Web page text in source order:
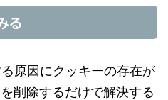
る
原因にクッキーの存在が
削除するだけで解決する